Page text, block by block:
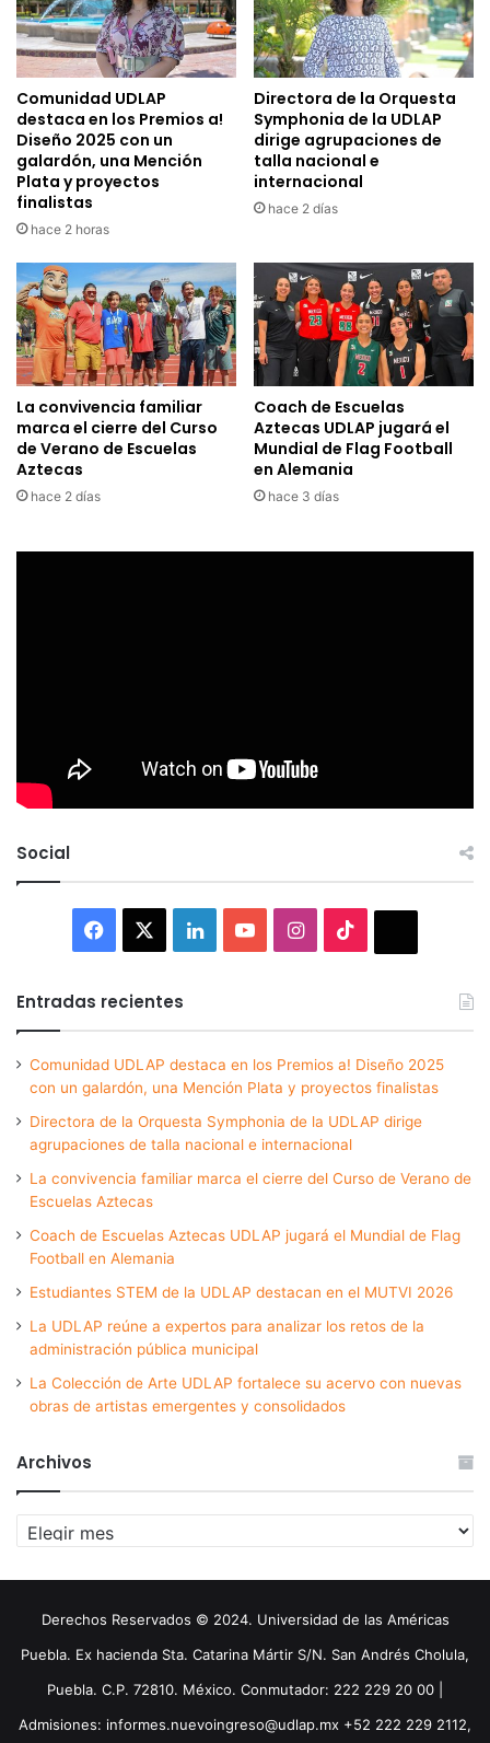
Comunidad UDLAP
destaca en los Premios a!
Diseño 2025 con un
galardón, una Mención
Plata y proyectos
finalistas
hace 2 horas
Directora de la Orquesta
Symphonia de la UDLAP
dirige agrupaciones de
talla nacional e
internacional
hace 2 días
La convivencia familiar
marca el cierre del Curso
de Verano de Escuelas
Aztecas
hace 2 días
Coach de Escuelas
Aztecas UDLAP jugará el
Mundial de Flag Football
en Alemania
hace 3 días
Social
Facebook LinkedInYouTubeInstagram
Entradas recientes
Comunidad UDLAP destaca en los Premios a! Diseño 2025
con un galardón, una Mención Plata y proyectos finalistas
Directora de la Orquesta Symphonia de la UDLAP dirige
agrupaciones de talla nacional e internacional
La convivencia familiar marca el cierre del Curso de Verano de
Escuelas Aztecas
Coach de Escuelas Aztecas UDLAP jugará el Mundial de Flag
Football en Alemania
Estudiantes STEM de la UDLAP destacan en el MUTVI 2026
La UDLAP reúne a expertos para analizar los retos de la
administración pública municipal
La Colección de Arte UDLAP fortalece su acervo con nuevas
obras de artistas emergentes y consolidados
Archivos
Archivos
Derechos Reservados © 2024. Universidad de las Américas
Puebla. Ex hacienda Sta. Catarina Mártir S/N. San Andrés Cholula,
Puebla. C.P. 72810. México. Conmutador: 222 229 20 00 |
Admisiones: informes.nuevoingreso@udlap.mx +52 222 229 2112,